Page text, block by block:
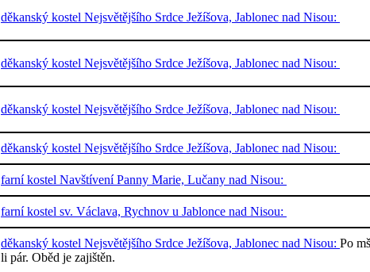
děkanský kostel Nejsvětějšího Srdce Ježíšova, Jablonec nad Nisou:
děkanský kostel Nejsvětějšího Srdce Ježíšova, Jablonec nad Nisou:
děkanský kostel Nejsvětějšího Srdce Ježíšova, Jablonec nad Nisou:
děkanský kostel Nejsvětějšího Srdce Ježíšova, Jablonec nad Nisou:
farní kostel Navštívení Panny Marie, Lučany nad Nisou:
farní kostel sv. Václava, Rychnov u Jablonce nad Nisou:
děkanský kostel Nejsvětějšího Srdce Ježíšova, Jablonec nad Nisou: Po
li pár. Oběd je zajištěn.